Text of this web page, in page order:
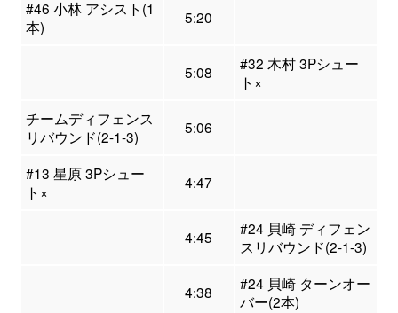
#46 小林 アシスト(1
本)
5:20
5:08
#32 木村 3Pシュー
ト×
チームディフェンス
リバウンド(2-1-3)
5:06
#13 星原 3Pシュー
ト×
4:47
4:45
#24 貝崎 ディフェン
スリバウンド(2-1-3)
4:38
#24 貝崎 ターンオー
バー(2本)